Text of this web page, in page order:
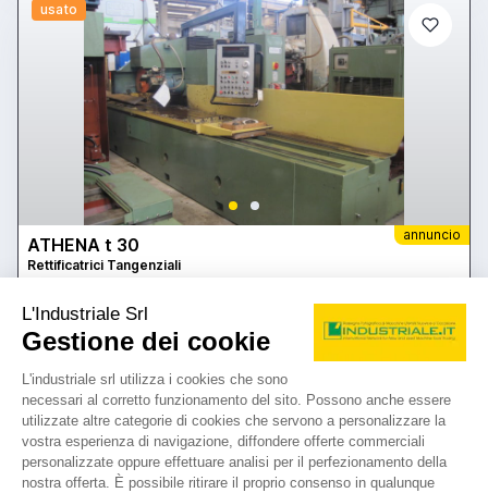
usato
annuncio
ATHENA t 30
Rettificatrici Tangenziali
prezzo su richiesta
Localizzazione: 🇮🇹
Italia
3000 x 700 x 700 mm.
25IND6866
🇮🇹 BM Macchine Utensili S.r.l.
4.5
2
contatta